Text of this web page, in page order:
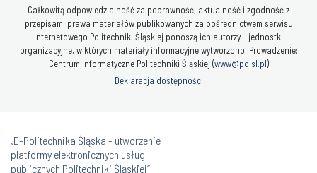
Całkowitą odpowiedzialność za poprawność, aktualność i zgodność z
przepisami prawa materiałów publikowanych za pośrednictwem serwisu
internetowego Politechniki Śląskiej ponoszą ich autorzy - jednostki
organizacyjne, w których materiały informacyjne wytworzono. Prowadzenie:
Centrum Informatyczne Politechniki Śląskiej (www@polsl.pl)
Deklaracja dostępności
„E-Politechnika Śląska - utworzenie
platformy elektronicznych usług
publicznych Politechniki Śląskiej”